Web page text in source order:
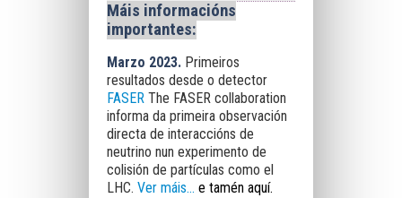
Máis informacións
importantes:
Marzo 2023. Primeiros
resultados desde o detector
FASER The FASER collaboration
informa da primeira observación
directa de interaccións de
neutrino nun experimento de
colisión de partículas como el
LHC. Ver máis... e tamén aquí.